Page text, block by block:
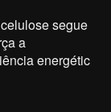
segue
a
energétic